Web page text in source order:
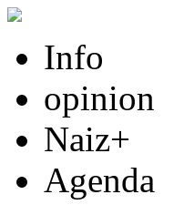
Info
opinion
Naiz+
Agenda